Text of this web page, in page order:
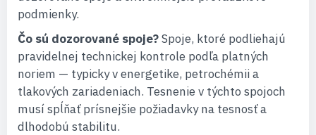
podmienky.
Čo sú dozorované spoje?Spoje, ktoré podliehajú
pravidelnej technickej kontrole podľa platných
noriem — typicky v energetike, petrochémii a
tlakových zariadeniach. Tesnenie v týchto spojoch
musí spĺňať prísnejšie požiadavky na tesnosť a
dlhodobú stabilitu.